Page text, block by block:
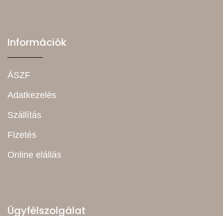
Információk
ÁSZF
Adatkezelés
Szállítás
Fizetés
Online elállás
Ügyfélszolgálat